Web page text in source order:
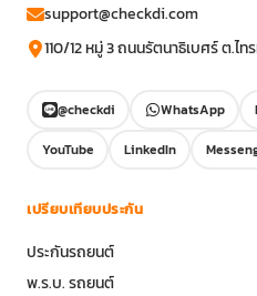
support@checkdi.com
110/12 หมู่ 3 ถนนรัตนาธิเบศร์ ต.ไ
@checkdi WhatsApp
YouTube
LinkedIn
เปรียบเทียบประกัน
ประกันรถยนต์
พ.ร.บ. รถยนต์